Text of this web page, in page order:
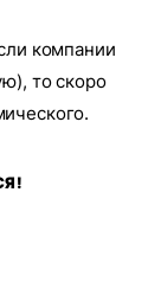
компании
то скоро